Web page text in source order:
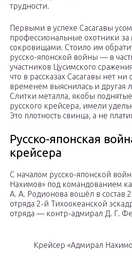
трудности.
Первыми в успехе Сасагавы
профессиональные охотники
сокровищами. Стоило им
русско-японской войны — в
участников Цусимского
что в рассказах Сасагавы нет ни
временем выяснилась и другая
Слитки металла, якобы
русского крейсера, имели
Это плотность свинца, а не
Русско-японская
крейсера
С началом русско-японской
Нахимов» под командованием
А. А. Родионова вошёл в состав
отряда 2-й Тихоокеанской
отряда — контр-адмирал Д. Г.
Крейсер «Адмирал